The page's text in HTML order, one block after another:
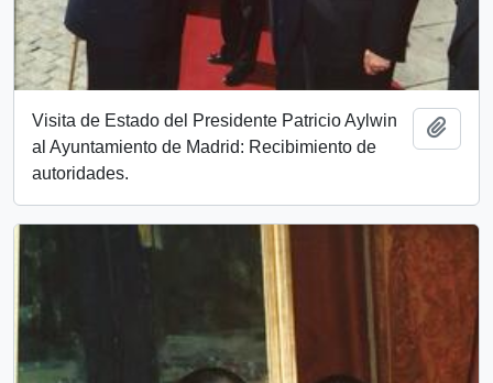
Visita de Estado del Presidente Patricio Aylwin
al Ayuntamiento de Madrid: Recibimiento de
autoridades.